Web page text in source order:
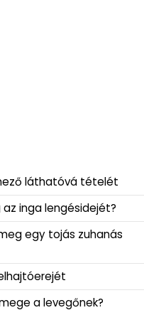
láthatóvá tételét
inga lengésidejét?
egy tojás zuhanás
a levegőnek?